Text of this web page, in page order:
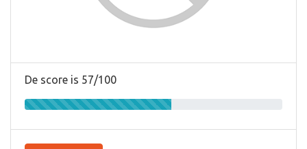
De score is 57/100